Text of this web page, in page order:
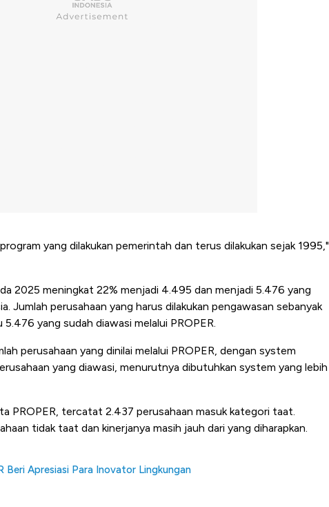
yang dilakukan pemerintah dan terus dilakukan sejak 1995,"
2025 meningkat 22% menjadi 4.495 dan menjadi 5.476 yang
Jumlah perusahaan yang harus dilakukan pengawasan sebanyak
yang sudah diawasi melalui PROPER.
perusahaan yang dinilai melalui PROPER, dengan system
yang diawasi, menurutnya dibutuhkan system yang lebih
PROPER, tercatat 2.437 perusahaan masuk kategori taat.
tidak taat dan kinerjanya masih jauh dari yang diharapkan.
Beri Apresiasi Para Inovator Lingkungan
Ekspor, Harga
Adu Panas Kinerja Emiten Minyak RI,